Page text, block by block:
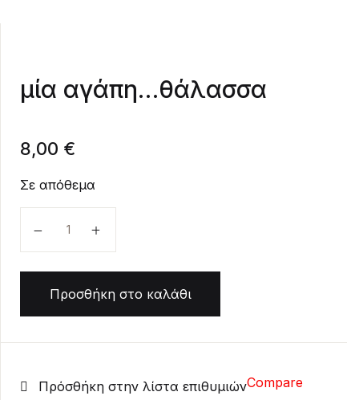
μία αγάπη…θάλασσα
8,00 €
Σε απόθεμα
Προσθήκη στο καλάθι
Πρόσθήκη στην λίστα επιθυμιώνCompare